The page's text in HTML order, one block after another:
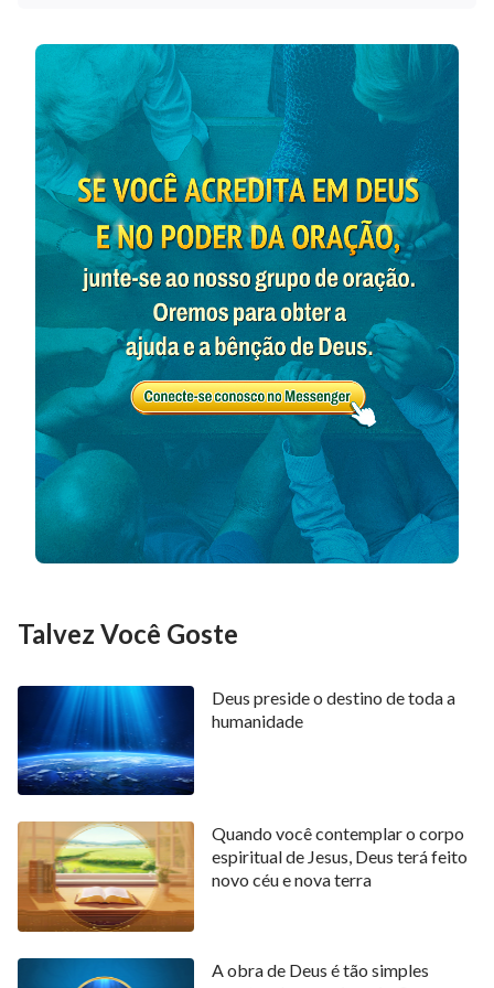
das trevas da noite, para que a terra inteira possa vir
para a luz; para que os homens de toda a terra possam
vir a extrair forças do poder da luz, permitindo que
Minha glória cresça e apareça de novo para todas as
nações; e para que toda a humanidade possa
perceber que Eu há muito tempo vim para o mundo
humano e há muito tempo trouxe Minha glória de
Israel para o Oriente; porque a Minha glória
resplandece desde o Oriente e foi trazida desde a Era
da Graça até o dia de hoje. Mas foi de Israel que parti
e foi de lá que cheguei ao Oriente. Somente quando a
luz do Oriente gradualmente se tornar branca as
trevas sobre a terra começarão a se voltar para a luz;
e só então o homem descobrirá que há muito tempo
Eu saí de Israel e estou ressurgindo de novo no
Oriente. Tendo uma vez descido a Israel e depois
partido de lá, não posso mais nascer de novo em Israel
relâmpago brilha direto do Oriente para o Ocidente.
o povo do Oriente. Trarei pessoas de todo o mundo
para a terra de Canaã, e assim continuo a proferir
declarações na terra de Canaã para controlar todo o
universo. Neste momento, não há luz em toda a terra
pela fome e pelo frio. Dei a Minha glória a Israel e
então a retirei, trazendo assim os israelitas para o
Oriente e toda a humanidade para o Oriente. Trouxe-
estar associados a ela, e não mais precisar procurá-la.
Talvez Você Goste
Deus preside o destino de toda a
humanidade
Quando você contemplar o corpo
espiritual de Jesus, Deus terá feito
novo céu e nova terra
A obra de Deus é tão simples